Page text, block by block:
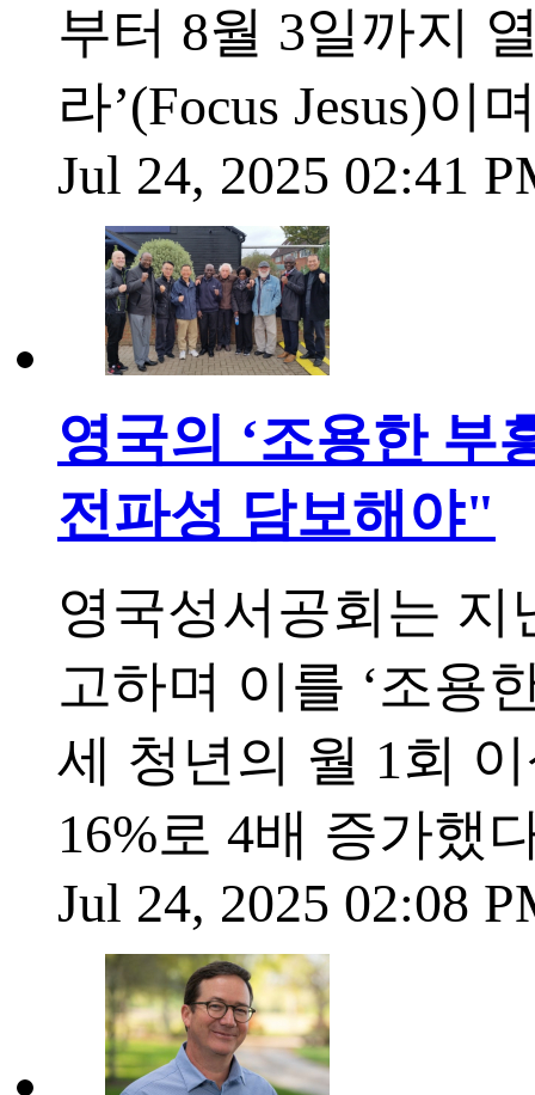
부터 8월 3일까지
라’(Focus Jesus)
Jul 24, 2025 02:41
영국의 ‘조용한 부
전파성 담보해야"
영국성서공회는 지
고하며 이를 ‘조용
세 청년의 월 1회
16%로 4배 증가했
Jul 24, 2025 02:08